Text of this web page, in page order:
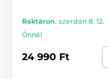
Raktáron, szerdán 8. 12.
Önnél
24 990 Ft